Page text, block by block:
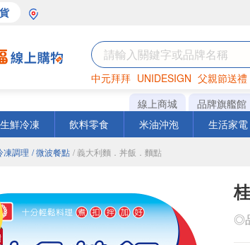
中元拜拜 UNIDESIGN 父親節送禮
罐頭 海苔 洋芋片
線上商城 品牌旗艦館
生鮮冷凍 飲料零食 米油沖泡 生活家電
凍調理 / 微波餐點 / 義大利麵．丼飯．麵點
◎